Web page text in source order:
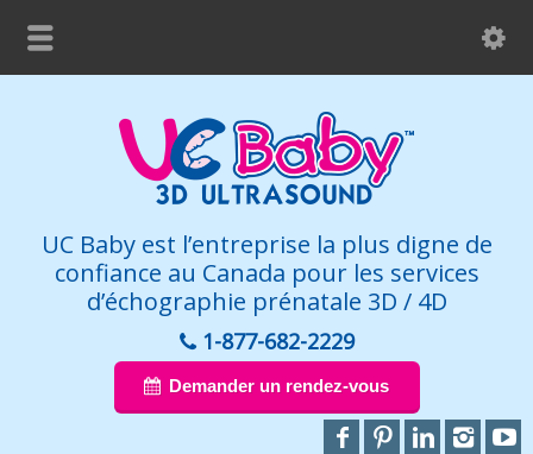
UC Baby est l’entreprise la plus digne de
confiance au Canada pour les services
d’échographie prénatale 3D / 4D
1-877-682-2229
Demander un rendez-vous